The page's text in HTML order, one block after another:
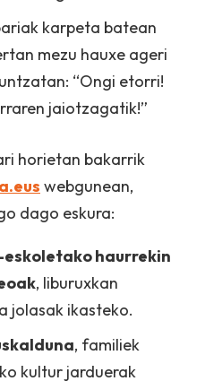
karpeta batean
mezu hauxe ageri
“Ongi etorri!
jaiotzagatik!”
horietan bakarrik
webgunean,
dago eskura:
eskoletakohaurrekin
, liburuxkan
jolasak ikasteko.
, familiek
kultur jarduerak